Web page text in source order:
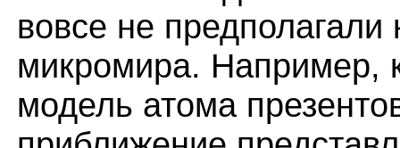
вовсе не предполагали
микромира. Например,
модель атома